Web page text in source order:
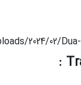
2024/02/